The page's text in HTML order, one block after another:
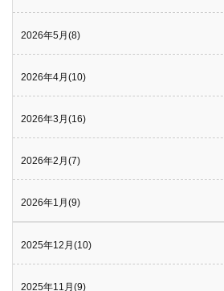
2026年5月(8)
2026年4月(10)
2026年3月(16)
2026年2月(7)
2026年1月(9)
2025年12月(10)
2025年11月(9)